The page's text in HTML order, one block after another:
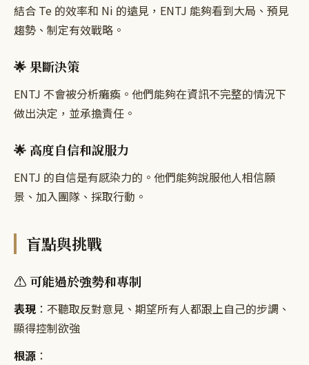
結合 Te 的效率和 Ni 的遠見，ENTJ 能夠看到大局、預見
趨勢、制定有效戰略。
🌟 果斷決策
ENTJ 不會被分析癱瘓。他們能夠在資訊不完整的情況下
做出決定，並承擔責任。
🌟 高度自信和說服力
ENTJ 的自信是有感染力的。他們能夠說服他人相信願
景、加入團隊、採取行動。
盲點與挑戰
⚠️ 可能過於強勢和專制
表現 ：不聽取反對意見、期望所有人都跟上自己的步調、
顯得控制欲強
根源 ：